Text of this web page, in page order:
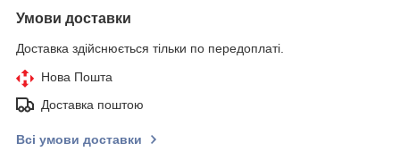
Умови доставки
Доставка здійснюється тільки по передоплаті.
Нова Пошта
Доставка поштою
Всі умови доставки